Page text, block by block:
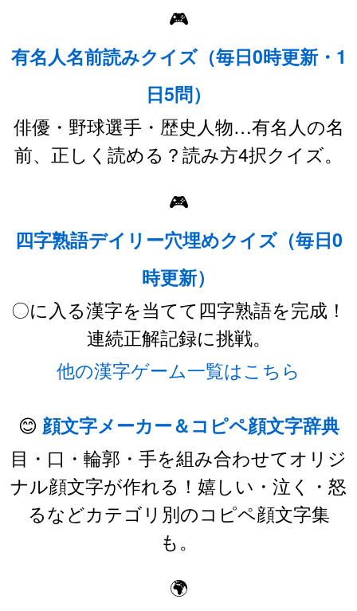
🎮
有名人名前読みクイズ（毎日0時更新・1
日5問）
俳優・野球選手・歴史人物…有名人の名
前、正しく読める？読み方4択クイズ。
🎮
四字熟語デイリー穴埋めクイズ（毎日0
時更新）
〇に入る漢字を当てて四字熟語を完成！
連続正解記録に挑戦。
他の漢字ゲーム一覧はこちら
😊 顔文字メーカー＆コピペ顔文字辞典
目・口・輪郭・手を組み合わせてオリジ
ナル顔文字が作れる！嬉しい・泣く・怒
るなどカテゴリ別のコピペ顔文字集
も。
🌍